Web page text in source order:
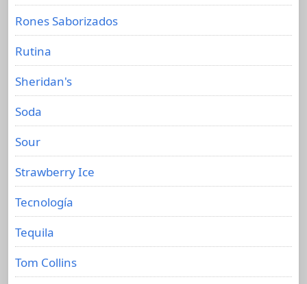
Rones Saborizados
Rutina
Sheridan's
Soda
Sour
Strawberry Ice
Tecnología
Tequila
Tom Collins